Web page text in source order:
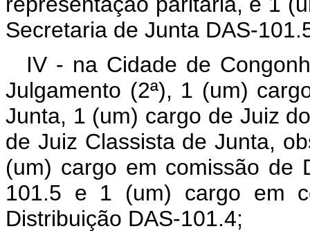
Secretaria de Junta DAS-
IV - na Cidade de
Julgamento (2ª), 1 (um)
Junta, 1 (um) cargo de Juiz
de Juiz Classista de Junta,
(um) cargo em comissão de
101.5 e 1 (um) cargo em
Distribuição DAS-101.4;